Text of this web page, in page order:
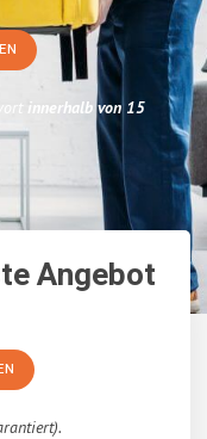
innerhalb von 15
Angebot